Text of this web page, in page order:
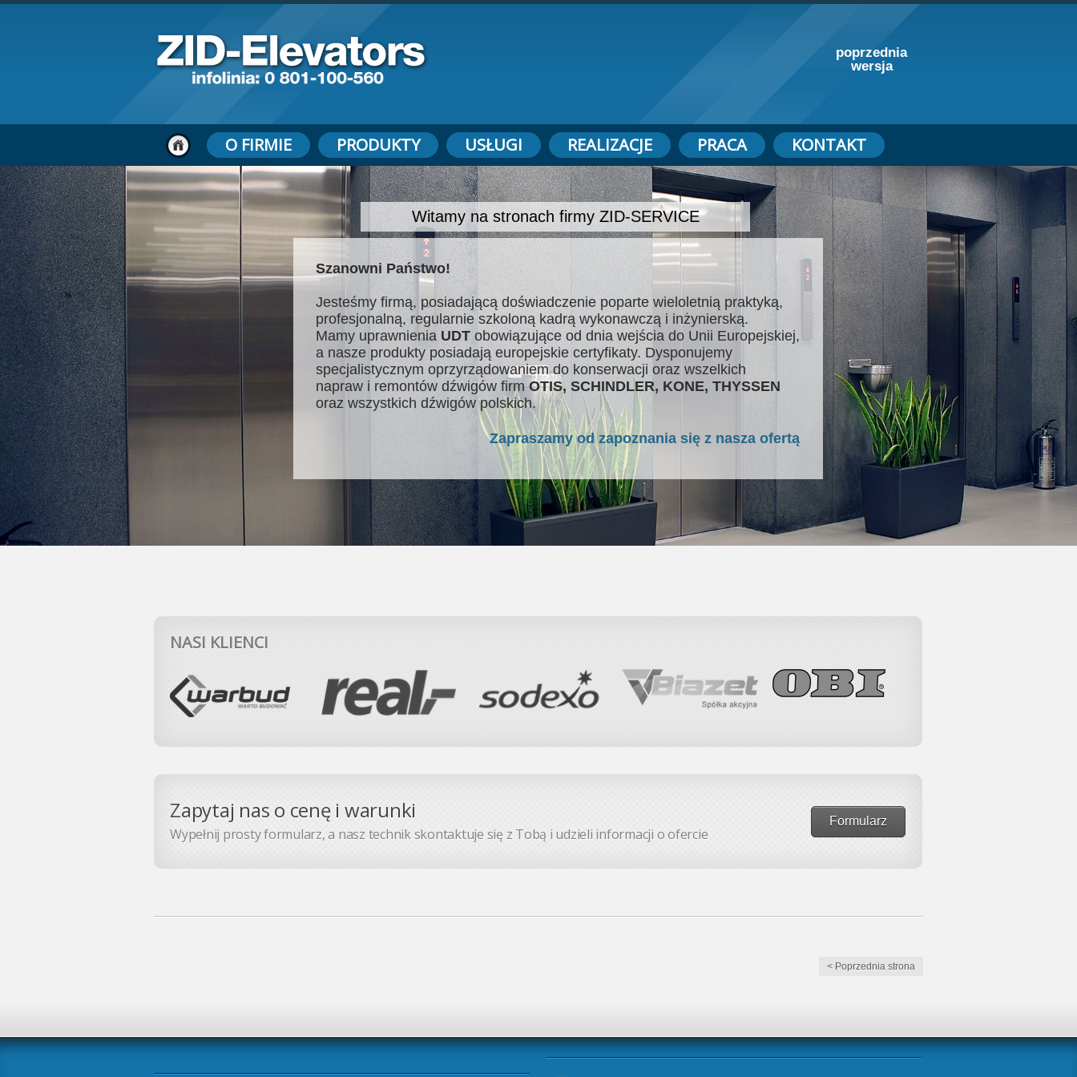
poprzednia
wersja
O FIRMIE PRODUKTY USŁUGI REALIZACJE PRACA KONTAKT
Witamy na stronach firmy ZID-SERVICE
Szanowni Państwo!
Jesteśmy firmą, posiadającą doświadczenie poparte wieloletnią praktyką,
profesjonalną, regularnie szkoloną kadrą wykonawczą i inżynierską.
Mamy uprawnienia UDT obowiązujące od dnia wejścia do Unii Europejskiej,
a nasze produkty posiadają europejskie certyfikaty. Dysponujemy
specjalistycznym oprzyrządowaniem do konserwacji oraz wszelkich
napraw i remontów dźwigów firmOTIS, SCHINDLER, KONE, THYSSEN
oraz wszystkich dźwigów polskich.
Zapraszamy od zapoznania się z nasza ofertą
NASI KLIENCI
Zapytaj nas o cenę i warunki
Wypełnij prosty formularz, a nasz technik skontaktuje się z Tobą i udzieli informacji o ofercie
Formularz
< Poprzednia strona